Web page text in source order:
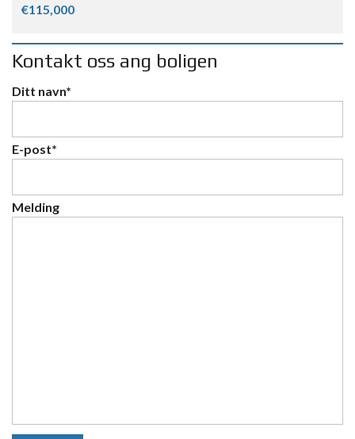
€115,000
Kontakt oss ang boligen
Ditt navn*
E-post*
Melding